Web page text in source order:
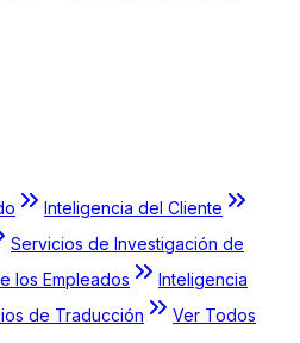
Inteligencia del Cliente
Servicios de Investigación de
los Empleados
Inteligencia
de Traducción
Ver Todos